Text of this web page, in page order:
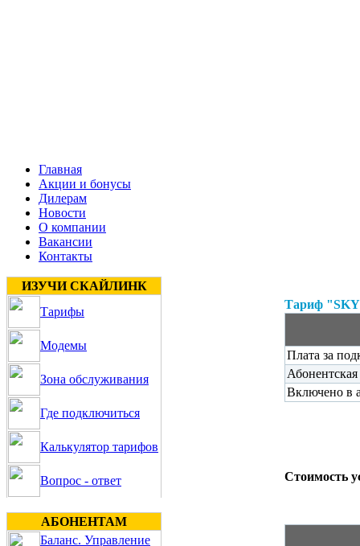
Главная
Акции и бонусы
Дилерам
Новости
О компании
Вакансии
Контакты
ИЗУЧИ СКАЙЛИНК
Тарифы
Модемы
Зона обслуживания
Где подключиться
Калькулятор тарифов
Вопрос - ответ
АБОНЕНТАМ
Баланс. Управление
Тариф
Плата за
Абонентская
Включено в
Стоимость